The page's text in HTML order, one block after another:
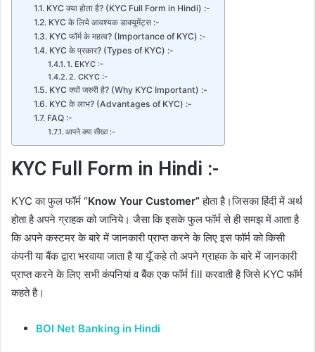
KYC क्या होता है? (KYC Full Form in Hindi) :-
KYC के लिये आवश्यक डाक्यूमेंट्स :-
KYC फॉर्म के महत्व? (Importance of KYC) :-
KYC के प्रकार? (Types of KYC) :-
1. EKYC :-
2. CKYC :-
KYC क्यों जरुरी है? (Why KYC Important) :-
KYC के लाभ? (Advantages of KYC) :-
FAQ :-
आपने क्या सीखा :-
KYC Full Form in Hindi :-
KYC का फुल फॉर्म “Know Your Customer”होता है।जिसका हिंदी में अर्थ
होता है अपने ग्राहक को जानिये। जैसा कि इसके फुल फॉर्म से ही समझ में आता है
कि अपने कस्टमर के बारे में जानकारी प्राप्त करने के लिए इस फॉर्म को किसी
कंपनी या बैंक द्वारा भरवाया जाता है या यूँ कहे तो अपने ग्राहक के बारे में जानकारी
प्राप्त करने के लिए सभी कंपनियां व बैंक एक फॉर्म fill करवाती है जिसे KYC फॉर्म
कहते है।
BOI Net Banking in Hindi